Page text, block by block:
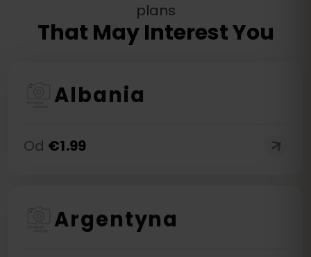
plans
That May Interest You
Albania
Od €1.99
Argentyna